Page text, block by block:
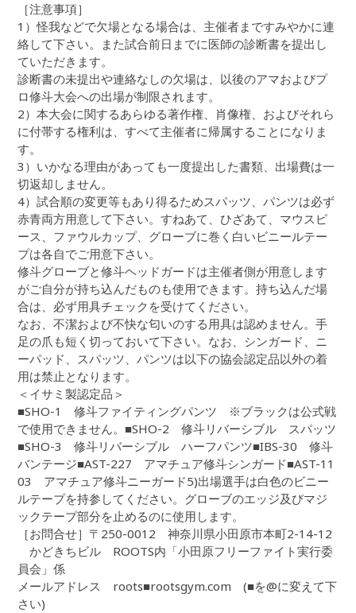
［注意事項］
1）怪我などで欠場となる場合は、主催者まですみやかに連
絡して下さい。また試合前日までに医師の診断書を提出し
ていただきます。
診断書の未提出や連絡なしの欠場は、以後のアマおよびプ
ロ修斗大会への出場が制限されます。
2）本大会に関するあらゆる著作権、肖像権、およびそれら
に付帯する権利は、すべて主催者に帰属することになりま
す。
3）いかなる理由があっても一度提出した書類、出場費は一
切返却しません。
4）試合順の変更等もあり得るためスパッツ、パンツは必ず
赤青両方用意して下さい。すねあて、ひざあて、マウスピ
ース、ファウルカップ、グローブに巻く白いビニールテー
プは各自でご用意下さい。
修斗グローブと修斗ヘッドガードは主催者側が用意します
がご自分が持ち込んだものも使用できます。持ち込んだ場
合は、必ず用具チェックを受けてください。
なお、不潔および不快な匂いのする用具は認めません。手
足の爪も短く切っておいて下さい。なお、シンガード、ニ
ーパッド、スパッツ、パンツは以下の協会認定品以外の着
用は禁止となります。
＜イサミ製認定品＞
■SHO-1 修斗ファイティングパンツ ※ブラックは公式戦
で使用できません。■SHO-2 修斗リバーシブル スパッツ
■SHO-3 修斗リバーシブル ハーフパンツ■IBS-30 修斗
バンテージ■AST-227 アマチュア修斗シンガード■AST-11
03 アマチュア修斗ニーガード5)出場選手は白色のビニー
ルテープを持参してください。グローブのエッジ及びマジ
ックテープ部分を止めるのに使用します。
［お問合せ］〒250-0012 神奈川県小田原市本町2-14-12
かどきちビル ROOTS内「小田原フリーファイト実行委
員会」係
メールアドレス roots■rootsgym.com (■を@に変えて下
さい)